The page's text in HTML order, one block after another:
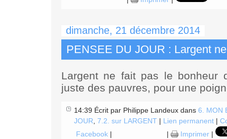
dimanche, 21 décembre 2014
PENSEE DU JOUR : Largent
Largent ne fait pas le bonheur
juste des pauvres, pour une
14:39 Écrit par Philippe Landeux dans 6. MON
JOUR, 7.2. sur LARGENT| Lien permanent|
Facebook| | Imprimer|